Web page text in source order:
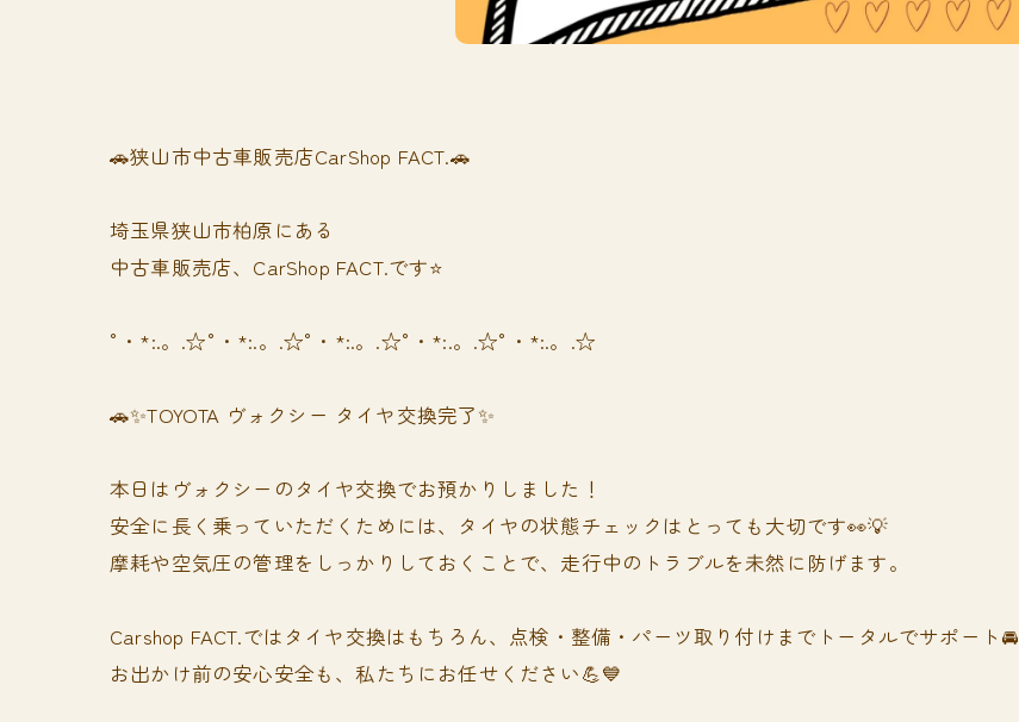
🚗狭山市中古車販売店CarShop FACT.🚗
埼玉県狭山市柏原にある
中古車販売店、CarShop FACT.です⭐️
°・*:.。.☆°・*:.。.☆°・*:.。.☆°・*:.。.☆°・*:.。.☆
🚗✨TOYOTA ヴォクシー タイヤ交換完了✨
本日はヴォクシーのタイヤ交換でお預かりしました！
安全に長く乗っていただくためには、タイヤの状態チェックはとっても大切です👀💡
摩耗や空気圧の管理をしっかりしておくことで、走行中のトラブルを未然に防げます。
Carshop FACT.ではタイヤ交換はもちろん、点検・整備・パーツ取り付けまでトータルでサポート🚘
お出かけ前の安心安全も、私たちにお任せください💪💙